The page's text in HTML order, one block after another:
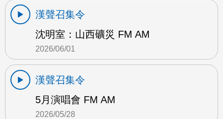
漢聲召集令
沈明室：山西礦災 FM AM
2026/06/01
漢聲召集令
5月演唱會 FM AM
2026/05/28